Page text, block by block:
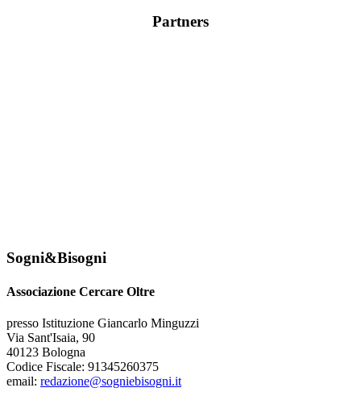
Partners
Sogni&Bisogni
Associazione Cercare Oltre
presso Istituzione Giancarlo Minguzzi
Via Sant'Isaia, 90
40123 Bologna
Codice Fiscale: 91345260375
email: redazione@sogniebisogni.it